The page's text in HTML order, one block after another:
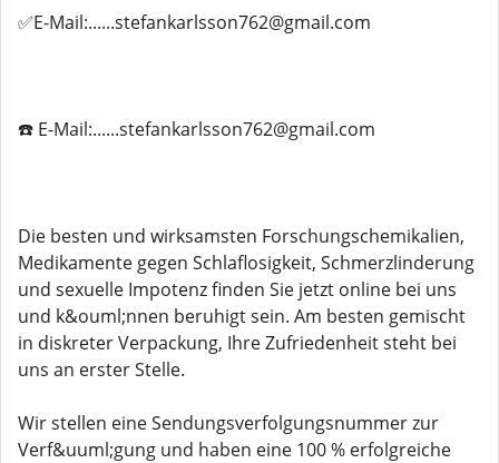
✅E-Mail:......stefankarlsson762@gmail.com
☎️ E-Mail:......stefankarlsson762@gmail.com
Die besten und wirksamsten Forschungschemikalien,
Medikamente gegen Schlaflosigkeit, Schmerzlinderung
und sexuelle Impotenz finden Sie jetzt online bei uns
und k&ouml;nnen beruhigt sein. Am besten gemischt
in diskreter Verpackung, Ihre Zufriedenheit steht bei
uns an erster Stelle.
Wir stellen eine Sendungsverfolgungsnummer zur
Verf&uuml;gung und haben eine 100 % erfolgreiche